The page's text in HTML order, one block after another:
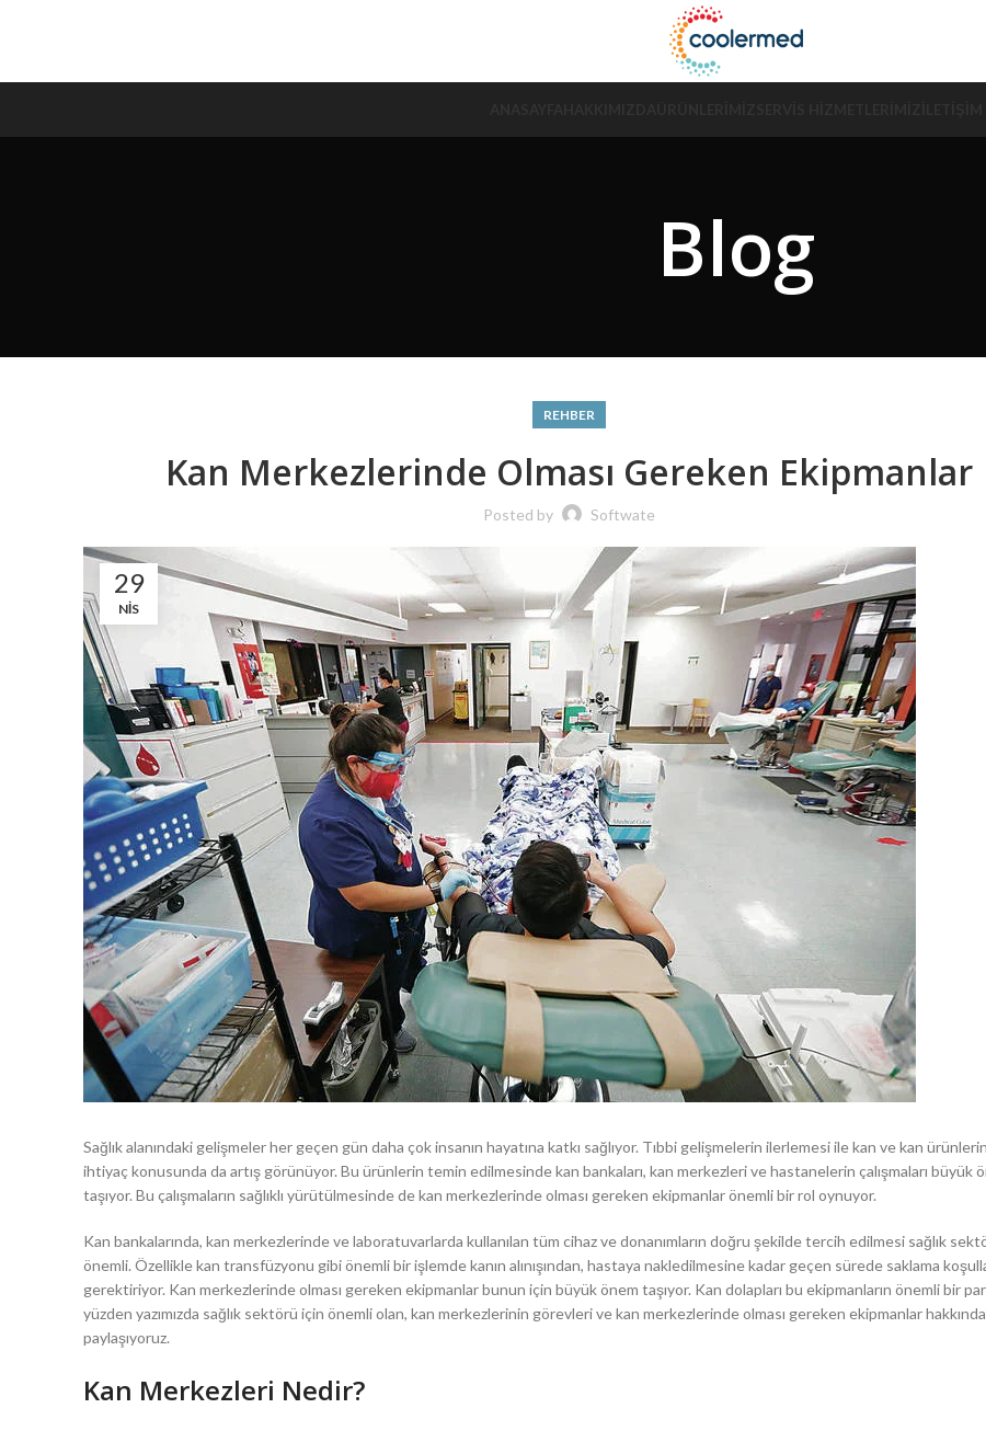
Blog
REHBER
Kan Merkezlerinde Olması Gereken Ekipmanlar
Posted by Softwate
29
NIS
Sağlık alanındaki gelişmeler her geçen gün daha çok insanın hayatına katkı sağlıyor. Tıbbi gelişmelerin ilerlemesi ile kan ve kan
ihtiyaç konusunda da artış görünüyor. Bu ürünlerin temin edilmesinde kan bankaları, kan merkezleri ve hastanelerin çalışmaları büyük
taşıyor. Bu çalışmaların sağlıklı yürütülmesinde de kan merkezlerinde olması gereken ekipmanlar önemli bir rol oynuyor.
Kan bankalarında, kan merkezlerinde ve laboratuvarlarda kullanılan tüm cihaz ve donanımların doğru şekilde tercih edilmesi sağlık
önemli. Özellikle kan transfüzyonu gibi önemli bir işlemde kanın alınışından, hastaya nakledilmesine kadar geçen sürede saklama
gerektiriyor. Kan merkezlerinde olması gereken ekipmanlar bunun için büyük önem taşıyor. Kan dolapları bu ekipmanların önemli bir
yüzden yazımızda sağlık sektörü için önemli olan, kan merkezlerinin görevleri ve kan merkezlerinde olması gereken ekipmanlar
paylaşıyoruz.
Kan Merkezleri Nedir?